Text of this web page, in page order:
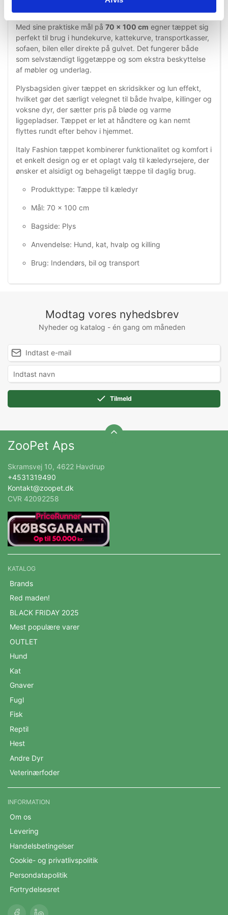
Med sine praktiske mål på 70 × 100 cm egner tæppet sig
perfekt til brug i hundekurve, kattekurve, transportkasser,
sofaen, bilen eller direkte på gulvet. Det fungerer både
som selvstændigt liggetæppe og som ekstra beskyttelse
af møbler og underlag.
Plysbagsiden giver tæppet en skridsikker og lun effekt,
hvilket gør det særligt velegnet til både hvalpe, killinger og
voksne dyr, der sætter pris på bløde og varme
liggepladser. Tæppet er let at håndtere og kan nemt
flyttes rundt efter behov i hjemmet.
Italy Fashion tæppet kombinerer funktionalitet og komfort i
et enkelt design og er et oplagt valg til kæledyrsejere, der
ønsker et alsidigt og behageligt tæppe til daglig brug.
Produkttype: Tæppe til kæledyr
Mål: 70 × 100 cm
Bagside: Plys
Anvendelse: Hund, kat, hvalp og killing
Brug: Indendørs, bil og transport
Modtag vores nyhedsbrev
Nyheder og katalog - én gang om måneden
Tilmeld
ZooPet Aps
Skramsvej 10, 4622 Havdrup
+4531319490
Kontakt@zoopet.dk
CVR 42092258
KATALOG
Brands
Red maden!
BLACK FRIDAY 2025
Mest populære varer
OUTLET
Hund
Kat
Gnaver
Fugl
Fisk
Reptil
Hest
Andre Dyr
Veterinærfoder
INFORMATION
Om os
Levering
Handelsbetingelser
Cookie- og privatlivspolitik
Persondatapolitik
Fortrydelsesret